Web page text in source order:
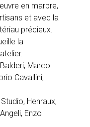
en marbre,
et avec la
précieux.
la
Marco
Cavallini,
Henraux,
Enzo